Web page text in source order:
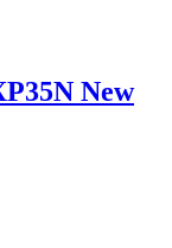
New